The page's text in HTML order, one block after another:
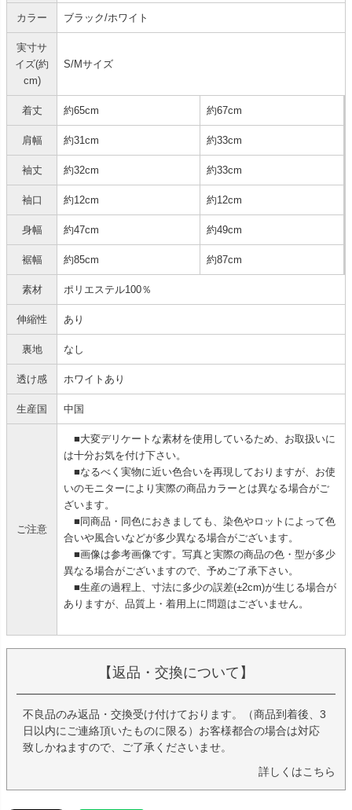
カラー ブラック/ホワイト
実寸サ
イズ(約
cm)
S/Mサイズ
着丈 約65cm 約67cm
肩幅 約31cm 約33cm
袖丈 約32cm 約33cm
袖口 約12cm 約12cm
身幅 約47cm 約49cm
裾幅 約85cm 約87cm
素材 ポリエステル100％
伸縮性 あり
裏地 なし
透け感 ホワイトあり
生産国 中国
ご注意
■大変デリケートな素材を使用しているため、お取扱いに
は十分お気を付け下さい。
■なるべく実物に近い色合いを再現しておりますが、お使
いのモニターにより実際の商品カラーとは異なる場合がご
ざいます。
■同商品・同色におきましても、染色やロットによって色
合いや風合いなどが多少異なる場合がございます。
■画像は参考画像です。写真と実際の商品の色・型が多少
異なる場合がございますので、予めご了承下さい。
■生産の過程上、寸法に多少の誤差(±2cm)が生じる場合が
ありますが、品質上・着用上に問題はございません。
【返品・交換について】
不良品のみ返品・交換受け付けております。（商品到着後、3
日以内にご連絡頂いたものに限る）お客様都合の場合は対応
致しかねますので、ご了承くださいませ。
詳しくはこちら